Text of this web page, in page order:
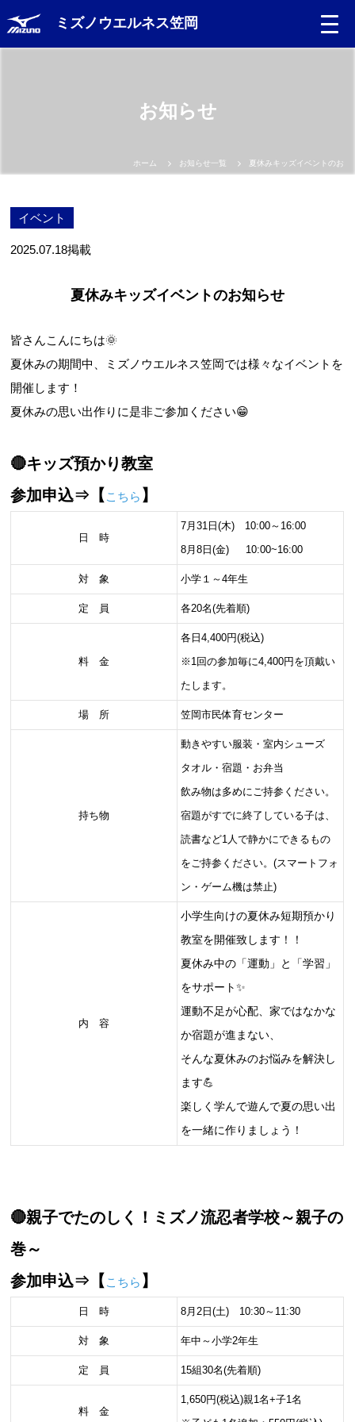
ミズノウエルネス笠岡
お知らせ
ホーム お知らせ一覧 夏休みキッズイベントのお知
イベント
2025.07.18掲載
夏休みキッズイベントのお知らせ
皆さんこんにちは🌞
夏休みの期間中、ミズノウエルネス笠岡では様々なイベントを
開催します！
夏休みの思い出作りに是非ご参加ください😁
🔴キッズ預かり教室
参加申込⇒【 こちら 】
日 時
7月31日(木) 10:00～16:00
8月8日(金) 10:00~16:00
対 象 小学１～4年生
定 員 各20名(先着順)
料 金
各日4,400円(税込)
※1回の参加毎に4,400円を頂戴い
たします。
場 所 笠岡市民体育センター
持ち物
動きやすい服装・室内シューズ
タオル・宿題・お弁当
飲み物は多めにご持参ください。
宿題がすでに終了している子は、
読書など1人で静かにできるもの
をご持参ください。(スマートフォ
ン・ゲーム機は禁止)
内 容
小学生向けの夏休み短期預かり
教室を開催致します！！
夏休み中の「運動」と「学習」
をサポート✨
運動不足が心配、家ではなかな
か宿題が進まない、
そんな夏休みのお悩みを解決し
ます💪
楽しく学んで遊んで夏の思い出
を一緒に作りましょう！
🔴親子でたのしく！ミズノ流忍者学校～親子の
巻～
参加申込⇒【 こちら 】
日 時 8月2日(土) 10:30～11:30
対 象 年中～小学2年生
定 員 15組30名(先着順)
料 金
1,650円(税込)親1名+子1名